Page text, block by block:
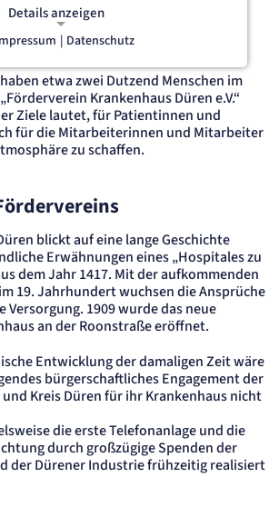
Weg stoßen sie zuweilen aber auch an
alle wünschenswerten Anschaffungen
erstattet.
etwa zwei Dutzend Menschen im
Krankenhaus Düren e.V.“
Ziele lautet, für Patientinnen und
für die Mitarbeiterinnen und Mitarbeiter
zu schaffen.
blickt auf eine lange Geschichte
Erwähnungen eines „Hospitales zu
dem Jahr 1417. Mit der aufkommenden
19. Jahrhundert wuchsen die Ansprüche
Versorgung. 1909 wurde das neue
an der Roonstraße eröffnet.
Entwicklung der damaligen Zeit wäre
bürgerschaftliches Engagement der
Kreis Düren für ihr Krankenhaus nicht
die erste Telefonanlage und die
durch großzügige Spenden der
der Dürener Industrie frühzeitig realisiert
Details anzeigen
ermöglichen
Funktionen und sind für
Funktion der Website
Entscheidung des Besuchers, wenn auf der Seite des
In ausgespielt wird. Wird auch für ein eventuelles Opt-Out
System-
| Datenschutz